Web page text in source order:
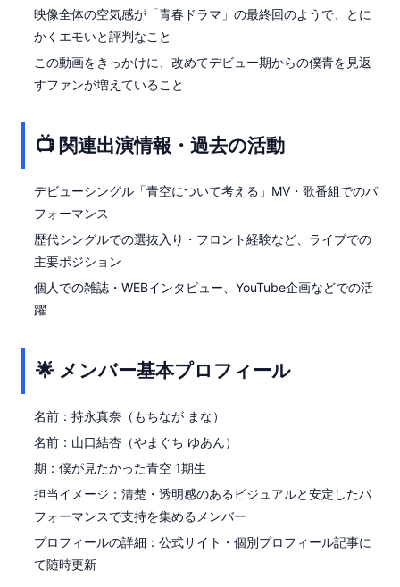
映像全体の空気感が「青春ドラマ」の最終回のようで、とに
かくエモいと評判なこと
この動画をきっかけに、改めてデビュー期からの僕青を見返
すファンが増えていること
📺 関連出演情報・過去の活動
デビューシングル「青空について考える」MV・歌番組でのパ
フォーマンス
歴代シングルでの選抜入り・フロント経験など、ライブでの
主要ポジション
個人での雑誌・WEBインタビュー、YouTube企画などでの活
躍
🌟 メンバー基本プロフィール
名前：持永真奈（もちなが まな）
名前：山口結杏（やまぐち ゆあん）
期：僕が見たかった青空 1期生
担当イメージ：清楚・透明感のあるビジュアルと安定したパ
フォーマンスで支持を集めるメンバー
プロフィールの詳細：公式サイト・個別プロフィール記事に
て随時更新